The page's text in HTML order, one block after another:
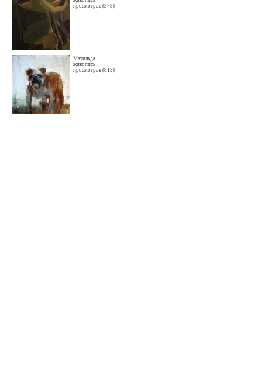
просмотров (375)
Матильда
живопись
просмотров (813)